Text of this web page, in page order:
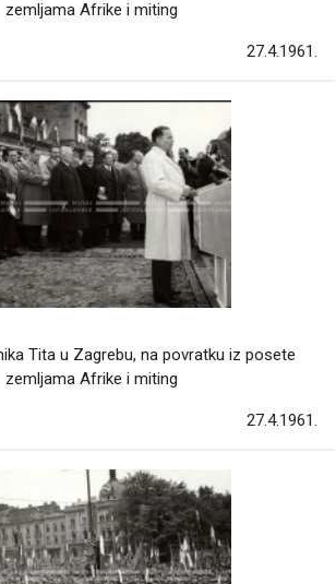
zemljama Afrike i miting
27.4.1961.
Tita u Zagrebu, na povratku iz posete
zemljama Afrike i miting
27.4.1961.